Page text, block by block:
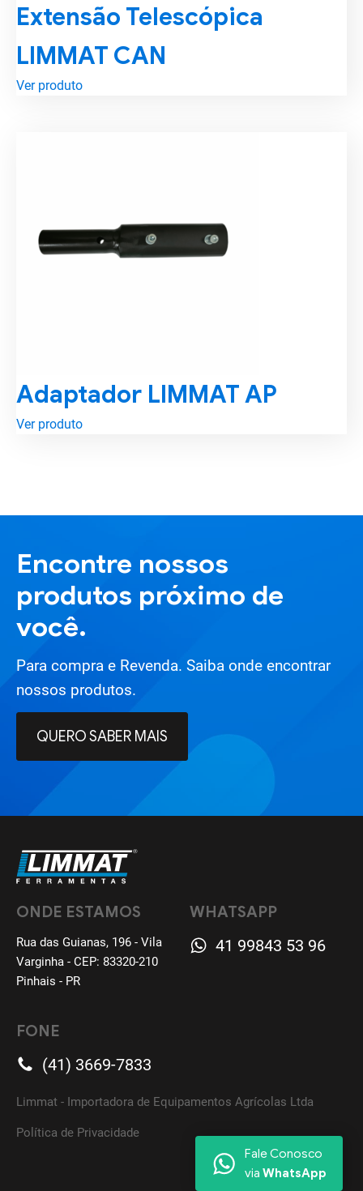
Extensão Telescópica
LIMMAT CAN
Ver produto
Adaptador LIMMAT AP
Ver produto
Encontre nossos
produtos próximo de
você.
Para compra e Revenda. Saiba onde encontrar
nossos produtos.
QUERO SABER MAIS
ONDE ESTAMOS
Rua das Guianas, 196 - Vila
Varginha - CEP: 83320-210
Pinhais - PR
WHATSAPP
41 99843 53 96
FONE
(41) 3669-7833
Limmat - Importadora de Equipamentos Agrícolas Ltda
Política de Privacidade
Fale Conosco
via WhatsApp